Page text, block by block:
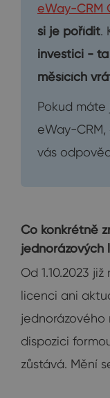
eWay-CRM
si je pořídit.
investici -
měsících
Pokud
eWay-
vás
Co konkrétně
jednorázových
Od 1.10.2023
licenci ani
jednorázového
dispozici
zůstává. Mění